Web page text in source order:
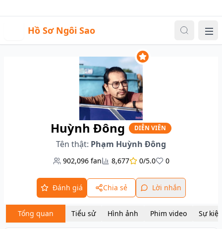
Hồ Sơ Ngôi Sao
Huỳnh Đông DIỄN VIÊN
Tên thật: Phạm Huỳnh Đông
902,096 fan 8,677 0/5.0 0
Đánh giá Chia sẻ Lời nhắn
Tổng quan Tiểu sử Hình ảnh Phim video Sự